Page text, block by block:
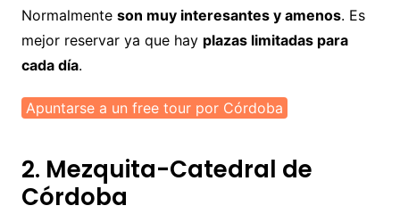
Normalmente son muy interesantes y amenos. Es
mejor reservar ya que hay plazas limitadas para
cada día.
Apuntarse a un free tour por Córdoba
2. Mezquita-Catedral de
Córdoba